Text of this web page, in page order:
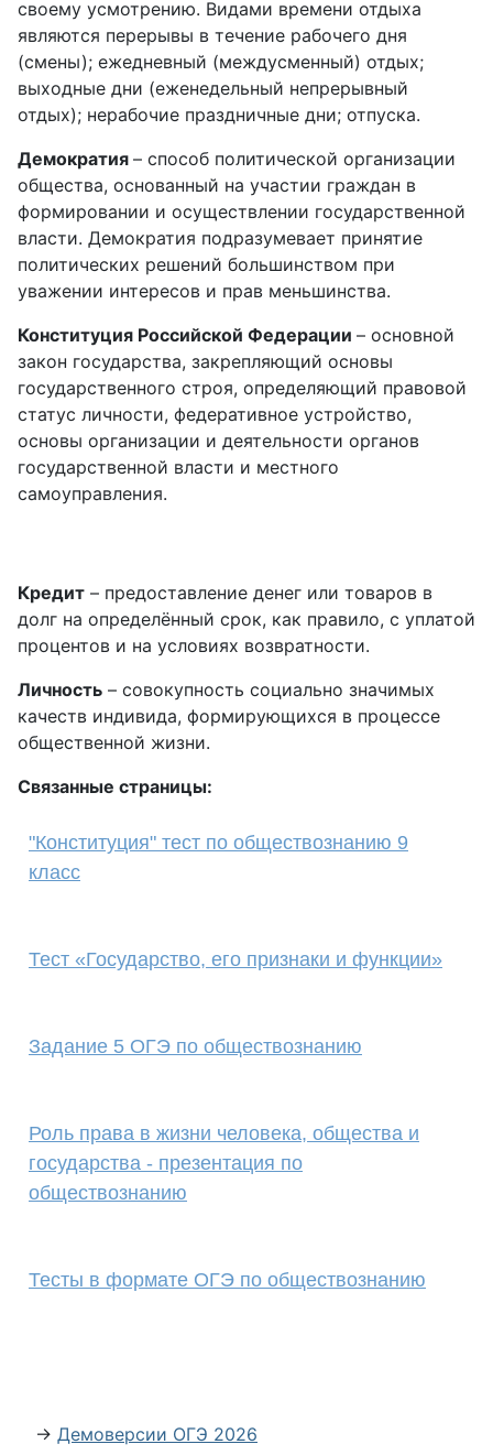
своему усмотрению. Видами времени отдыха
являются перерывы в течение рабочего дня
(смены); ежедневный (междусменный) отдых;
выходные дни (еженедельный непрерывный
отдых); нерабочие праздничные дни; отпуска.
Демократия – способ политической организации
общества, основанный на участии граждан в
формировании и осуществлении государственной
власти. Демократия подразумевает принятие
политических решений большинством при
уважении интересов и прав меньшинства.
Конституция Российской Федерации – основной
закон государства, закрепляющий основы
государственного строя, определяющий правовой
статус личности, федеративное устройство,
основы организации и деятельности органов
государственной власти и местного
самоуправления.
Кредит – предоставление денег или товаров в
долг на определённый срок, как правило, с уплатой
процентов и на условиях возвратности.
Личность – совокупность социально значимых
качеств индивида, формирующихся в процессе
общественной жизни.
Связанные страницы:
"Конституция" тест по обществознанию 9
класс
Тест «Государство, его признаки и функции»
Задание 5 ОГЭ по обществознанию
Роль права в жизни человека, общества и
государства - презентация по
обществознанию
Тесты в формате ОГЭ по обществознанию
→ Демоверсии ОГЭ 2026